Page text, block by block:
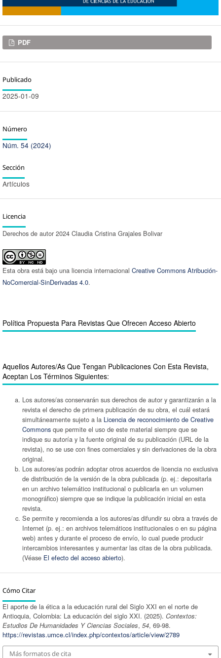
Descargas
PDF
Publicado
2025-01-09
Número
Núm. 54 (2024)
Sección
Artículos
Licencia
Derechos de autor 2024 Claudia Cristina Grajales Bolivar
Esta obra está bajo una licencia internacional Creative Commons Atribución-
NoComercial-SinDerivadas 4.0.
Política Propuesta Para Revistas Que Ofrecen Acceso Abierto
Aquellos Autores/as Que Tengan Publicaciones Con Esta Revista,
Aceptan Los Términos Siguientes:
Los autores/as conservarán sus derechos de autor y garantizarán a la
revista el derecho de primera publicación de su obra, el cuál estará
simultáneamente sujeto a la Licencia de reconocimiento de Creative
Commonsque permite el uso de este material siempre que se
indique su autoría y la fuente original de su publicación (URL de la
revista), no se use con fines comerciales y sin derivaciones de la obra
original.
Los autores/as podrán adoptar otros acuerdos de licencia no exclusiva
de distribución de la versión de la obra publicada (p. ej.: depositarla
en un archivo telemático institucional o publicarla en un volumen
monográfico) siempre que se indique la publicación inicial en esta
revista.
Se permite y recomienda a los autores/as difundir su obra a través de
Internet (p. ej.: en archivos telemáticos institucionales o en su página
web) antes y durante el proceso de envío, lo cual puede producir
intercambios interesantes y aumentar las citas de la obra publicada.
(Véase El efecto del acceso abierto).
Cómo Citar
El aporte de la ética a la educación rural del Siglo XXI en el norte de
Antioquia, Colombia: La educación del siglo XXI. (2025). Contextos:
Estudios De Humanidades Y Ciencias Sociales, 54, 69-98.
https://revistas.umce.cl/index.php/contextos/article/view/2789
Más formatos de cita